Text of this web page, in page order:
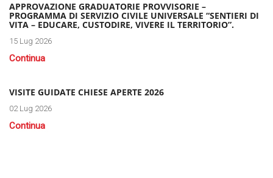
APPROVAZIONE GRADUATORIE PROVVISORIE –
PROGRAMMA DI SERVIZIO CIVILE UNIVERSALE “SENTIERI DI
VITA – EDUCARE, CUSTODIRE, VIVERE IL TERRITORIO”.
15 Lug 2026
Continua
VISITE GUIDATE CHIESE APERTE 2026
02 Lug 2026
Continua